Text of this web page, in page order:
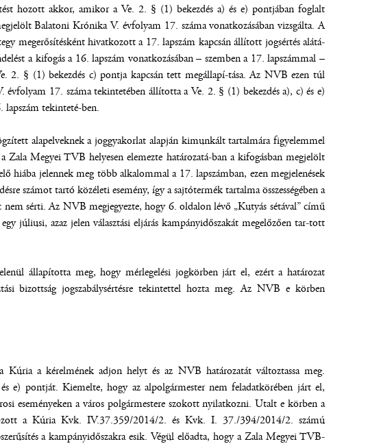
hozott akkor, amikor a Ve. 2. § (1) bekezdés a) és e) pontjában foglalt
Balatoni Krónika V. évfolyam 17. száma vonatkozásában vizsgálta. A
megerősítésként hivatkozott a 17. lapszám kapcsán állított jogsértés alátá-
a kifogás a 16. lapszám vonatkozásában – szemben a 17. lapszámmal –
2. § (1) bekezdés c) pontja kapcsán tett megállapí-tása. Az NVB ezen túl
17. száma tekintetében állította a Ve. 2. § (1) bekezdés a), c) és e)
lapszám tekinteté-ben.
alapelveknek a joggyakorlat alapján kimunkált tartalmára figyelemmel
Zala Megyei TVB helyesen elemezte határozatá-ban a kifogásban megjelölt
jelennek meg több alkalommal a 17. lapszámban, ezen megjelenések
számot tartó közéleti esemény, így a sajtótermék tartalma összességében a
sérti. Az NVB megjegyezte, hogy 6. oldalon lévő „Kutyás sétával” című
júliusi, azaz jelen választási eljárás kampányidőszakát megelőzően tar-tott
állapította meg, hogy mérlegelési jogkörben járt el, ezért a határozat
bizottság jogszabálysértésre tekintettel hozta meg. Az NVB e körben
a kérelmének adjon helyt és az NVB határozatát változtassa meg.
e) pontját. Kiemelte, hogy az alpolgármester nem feladatkörében járt el,
eseményeken a város polgármestere szokott nyilatkozni. Utalt e körben a
a Kúria Kvk. IV.37.359/2014/2. és Kvk. I. 37./394/2014/2. számú
a kampányidőszakra esik. Végül előadta, hogy a Zala Megyei TVB-